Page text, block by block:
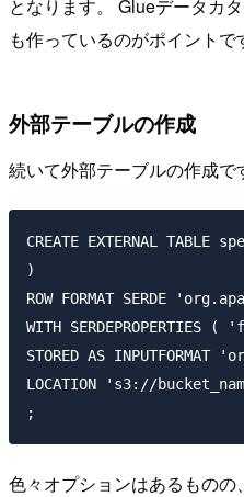
となります。 Glueデータカ
も作っているのがポイントで
外部テーブルの作成
続いて外部テーブルの作成で
CREATE EXTERNAL
)
ROW FORMAT SERDE
WITH
STORED AS
LOCATION 's3://
色々オプションはあるものの